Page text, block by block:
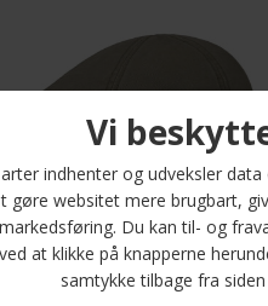
Stetson - Texas cotton | Kasket Olive
DKK 300,-